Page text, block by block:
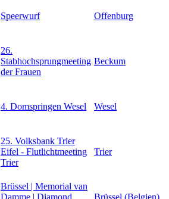
Speerwurf Offenburg
26.
Stabhochsprungmeeting
der Frauen
Beckum
4. Domspringen Wesel Wesel
25. Volksbank Trier
Eifel - Flutlichtmeeting
Trier
Trier
Brüssel | Memorial van
Damme | Diamond
Brüssel (Belgien)